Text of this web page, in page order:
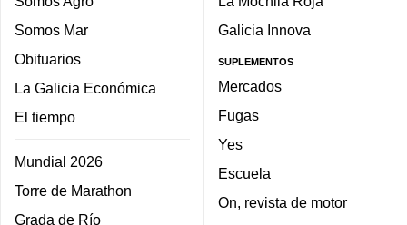
Somos Mar
Obituarios
La Galicia Económica
El tiempo
Mundial 2026
Torre de Marathon
Grada de Río
Galicia Innova
SUPLEMENTOS
Mercados
Fugas
Yes
Escuela
On, revista de motor